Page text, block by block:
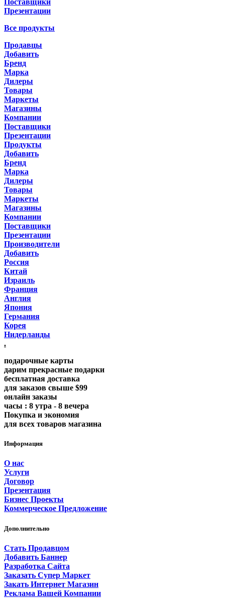
Поставщики
Презентации
Все продукты
Продавцы
Добавить
Бренд
Марка
Дилеры
Товары
Маркеты
Магазины
Компании
Поставщики
Презентации
Продукты
Добавить
Бренд
Марка
Дилеры
Товары
Маркеты
Магазины
Компании
Поставщики
Презентации
Производители
Добавить
Россия
Китай
Израиль
Франция
Англия
Япония
Германия
Корея
Нидерланды
.
подарочные карты
дарим прекрасные подарки
бесплатная доставка
для заказов свыше $99
онлайн заказы
часы : 8 утра - 8 вечера
Покупка и экономия
для всех товаров магазина
Информация
О нас
Услуги
Договор
Презентация
Бизнес Проекты
Коммерческое Предложение
Дополнительно
Стать Продавцом
Добавить Баннер
Разработка Сайта
Заказать Супер Маркет
Закать Интернет Магазин
Реклама Вашей Компании